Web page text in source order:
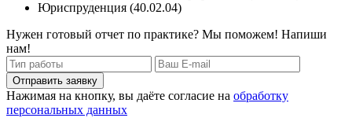
Юриспруденция (40.02.04)
Нужен готовый отчет по практике? Мы поможем! Напиши
нам!
Отправить заявку
Нажимая на кнопку, вы даёте согласие на обработку
персональных данных